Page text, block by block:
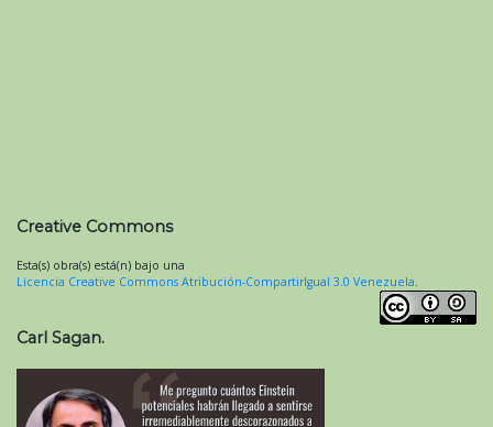
Creative Commons
Esta(s) obra(s) está(n) bajo una
Licencia Creative Commons Atribución-CompartirIgual 3.0 Venezuela.
Carl Sagan.